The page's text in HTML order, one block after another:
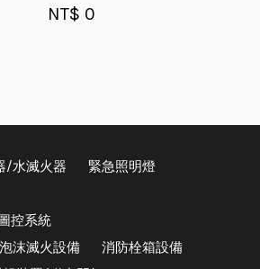
NT$ 0
/水滅火器
緊急照明燈
控系統
沫滅火設備
消防栓箱設備